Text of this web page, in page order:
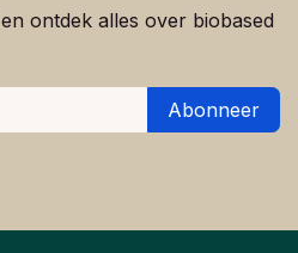
ontdek alles over biobased
Abonneer